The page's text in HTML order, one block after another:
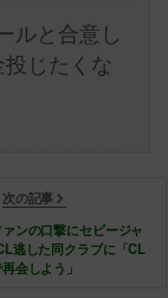
ルと合意し
じたくな
次の記事
ンの口撃にセビージャ
逃した同クラブに「CL
会しよう」